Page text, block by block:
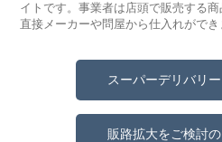
イトです。事業者は店頭で販売する
直接メーカーや問屋から仕入れができ
スーパーデリバリ
販路拡大をご検討